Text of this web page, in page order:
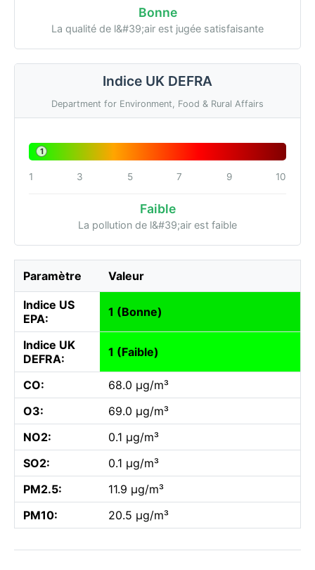
Bonne
La qualité de l&#39;air est jugée satisfaisante
Indice UK DEFRA
Department for Environment, Food & Rural Affairs
1
1 3 5 7 9 10
Faible
La pollution de l&#39;air est faible
Paramètre Valeur
Indice US
EPA:
1 (Bonne)
Indice UK
DEFRA:
1 (Faible)
CO:
68.0 µg/m³
O3:
69.0 µg/m³
NO2:
0.1 µg/m³
SO2:
0.1 µg/m³
PM2.5:
11.9 µg/m³
PM10:
20.5 µg/m³